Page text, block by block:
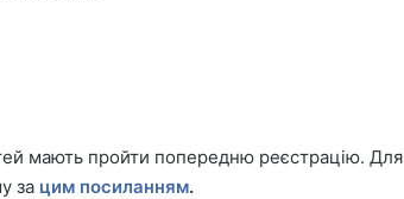
мають пройти попередню реєстрацію. Для
за цим посиланням.